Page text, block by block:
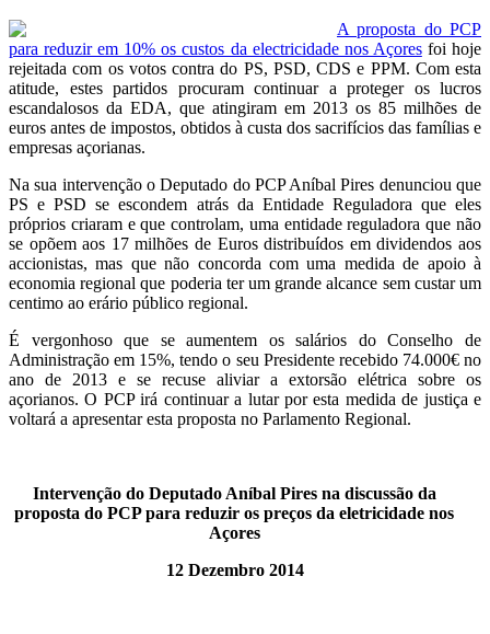
A proposta do PCP
para reduzir em 10% os custos da electricidade nos Açoresfoi hoje
rejeitada com os votos contra do PS, PSD, CDS e PPM. Com esta
atitude, estes partidos procuram continuar a proteger os lucros
escandalosos da EDA, que atingiram em 2013 os 85 milhões de
euros antes de impostos, obtidos à custa dos sacrifícios das famílias e
empresas açorianas.
Na sua intervenção o Deputado do PCP Aníbal Pires denunciou que
PS e PSD se escondem atrás da Entidade Reguladora que eles
próprios criaram e que controlam, uma entidade reguladora que não
se opõem aos 17 milhões de Euros distribuídos em dividendos aos
accionistas, mas que não concorda com uma medida de apoio à
economia regional que poderia ter um grande alcance sem custar um
centimo ao erário público regional.
É vergonhoso que se aumentem os salários do Conselho de
Administração em 15%, tendo o seu Presidente recebido 74.000€ no
ano de 2013 e se recuse aliviar a extorsão elétrica sobre os
açorianos. O PCP irá continuar a lutar por esta medida de justiça e
voltará a apresentar esta proposta no Parlamento Regional.
Intervenção do DeputadoAníbal Pires na discussão da
proposta do PCP para reduzir os preços da eletricidade nos
Açores
12 Dezembro 2014